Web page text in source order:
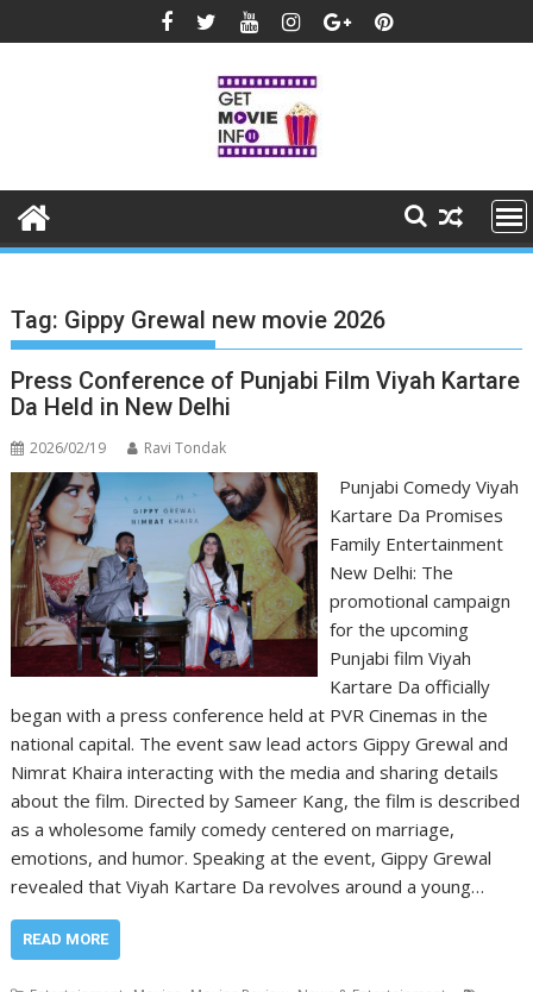
to
Tag: Gippy Grewal new movie 2026
Press Conference of Punjabi Film Viyah Kartare
Da Held in New Delhi
2026/02/19 Ravi Tondak
Punjabi Comedy Viyah
Kartare Da Promises
Family Entertainment
New Delhi: The
promotional campaign
for the upcoming
Punjabi film Viyah
Kartare Da officially
began with a press conference held at PVR Cinemas in the
national capital. The event saw lead actors Gippy Grewal and
Nimrat Khaira interacting with the media and sharing details
about the film. Directed by Sameer Kang, the film is described
as a wholesome family comedy centered on marriage,
emotions, and humor. Speaking at the event, Gippy Grewal
revealed that Viyah Kartare Da revolves around a young…
READ MORE